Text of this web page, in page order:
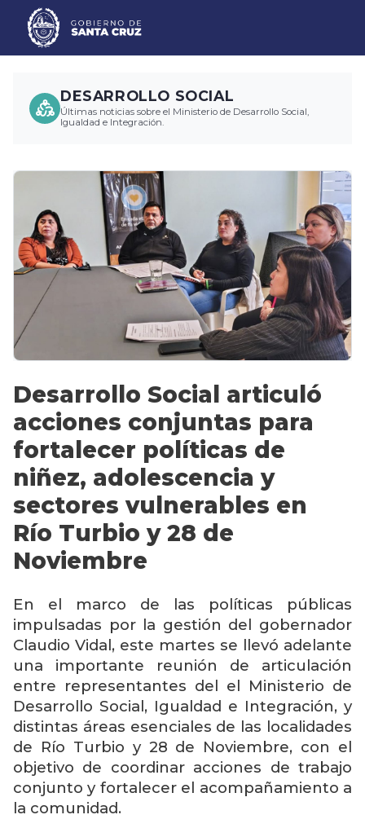
DESARROLLO SOCIAL
Últimas noticias sobre el Ministerio de Desarrollo Social,
Igualdad e Integración.
Desarrollo Social articuló
acciones conjuntas para
fortalecer políticas de
niñez, adolescencia y
sectores vulnerables en
Río Turbio y 28 de
Noviembre
En el marco de las políticas públicas
impulsadas por la gestión del gobernador
Claudio Vidal, este martes se llevó adelante
una importante reunión de articulación
entre representantes del el Ministerio de
Desarrollo Social, Igualdad e Integración, y
distintas áreas esenciales de las localidades
de Río Turbio y 28 de Noviembre, con el
objetivo de coordinar acciones de trabajo
conjunto y fortalecer el acompañamiento a
la comunidad.